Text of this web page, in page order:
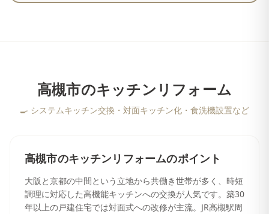
高槻市のキッチンリフォーム
🍳 システムキッチン交換・対面キッチン化・食洗機設置など
高槻市のキッチンリフォームのポイント
大阪と京都の中間という立地から共働き世帯が多く、時短
調理に対応した高機能キッチンへの交換が人気です。築30
年以上の戸建住宅では対面式への改修が主流。JR高槻駅周